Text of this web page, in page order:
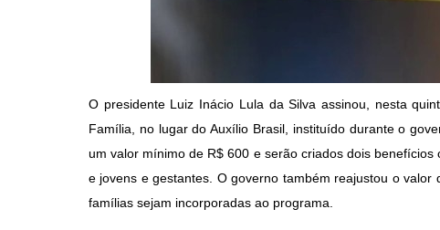
O presidente Luiz Inácio Lula da Silva assinou, nesta
Família, no lugar do Auxílio Brasil, instituído durante o
um valor mínimo de R$ 600 e serão criados dois
e jovens e gestantes. O governo também reajustou o
famílias sejam incorporadas ao programa.